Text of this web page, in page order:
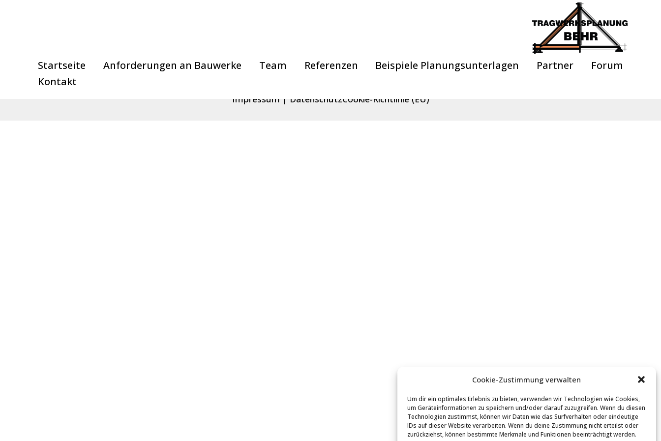
Cookie-Zustimmung verwalten
Um dir ein optimales Erlebnis zu bieten, verwenden wir Technologien wie Cookies,
um Geräteinformationen zu speichern und/oder darauf zuzugreifen. Wenn du diesen
Technologien zustimmst, können wir Daten wie das Surfverhalten oder eindeutige
IDs auf dieser Website verarbeiten. Wenn du deine Zustimmung nicht erteilst oder
zurückziehst, können bestimmte Merkmale und Funktionen beeinträchtigt werden.
Startseite Anforderungen an Bauwerke Team Referenzen Beispiele Planungsunterlagen Partner
Forum
Kontakt
Impressum DatenschutzCookie-Richtlinie (EU)